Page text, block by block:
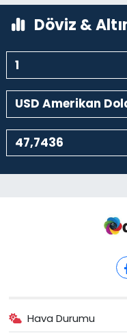
Döviz &
Hava Durumu